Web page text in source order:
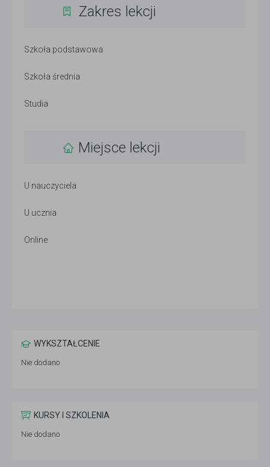
Zakres lekcji
Szkoła podstawowa
Szkoła średnia
Studia
Miejsce lekcji
U nauczyciela
U ucznia
Online
WYKSZTAŁCENIE
Nie dodano
KURSY I SZKOLENIA
Nie dodano